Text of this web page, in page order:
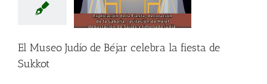
El Museo Judío de Béjar celebra la fiesta de
Sukkot